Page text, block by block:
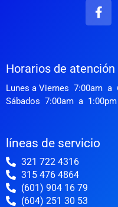
F
a
c
o
o
k
-
Horarios de atención
Lunes a Viernes 7:00am a
Sábados 7:00am a 1:00pm
líneas de servicio
321 722 4316
315 476 4864
(601) 904 16 79
(604) 251 30 53